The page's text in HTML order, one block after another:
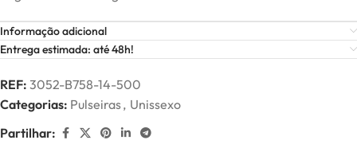
Informação adicional
Entrega estimada: até 48h!
REF: 3052-B758-14-500
Categorias: Pulseiras, Unissexo
Partilhar: